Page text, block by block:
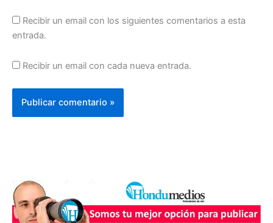
Recibir un email con los siguientes comentarios a esta
entrada.
Recibir un email con cada nueva entrada.